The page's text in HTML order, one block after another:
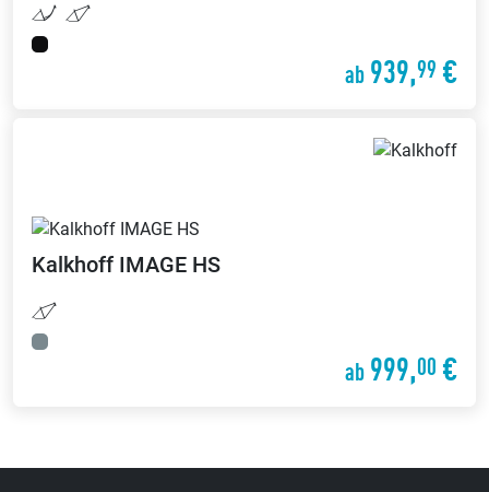
ab 939,99 €
Kalkhoff IMAGE HS
ab 999,00 €